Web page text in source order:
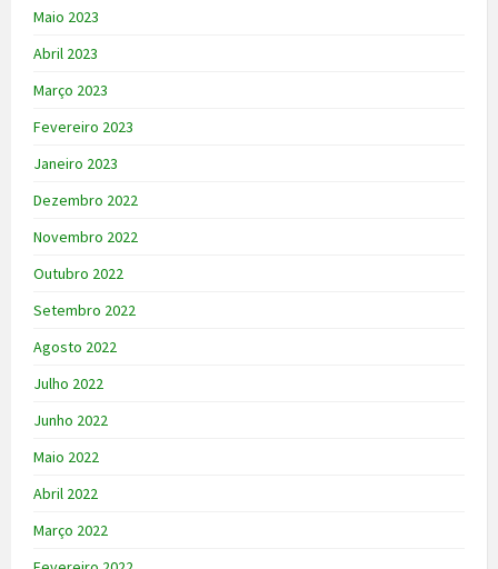
Maio 2023
Abril 2023
Março 2023
Fevereiro 2023
Janeiro 2023
Dezembro 2022
Novembro 2022
Outubro 2022
Setembro 2022
Agosto 2022
Julho 2022
Junho 2022
Maio 2022
Abril 2022
Março 2022